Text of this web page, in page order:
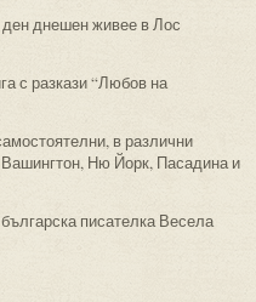
днешен живее в Лос
с разкази “Любов на
в различни
Ню Йорк, Пасадина и
писателка Весела